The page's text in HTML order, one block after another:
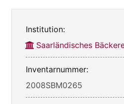
Institution:
Saarländisches
Inventarnummer:
2008SBM0265